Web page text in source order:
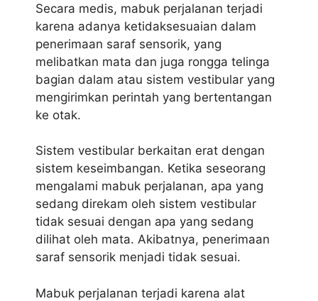
Secara medis, mabuk perjalanan terjadi
karena adanya ketidaksesuaian dalam
penerimaan saraf sensorik, yang
melibatkan mata dan juga rongga telinga
bagian dalam atau sistem vestibular yang
mengirimkan perintah yang bertentangan
ke otak.
Sistem vestibular berkaitan erat dengan
sistem keseimbangan. Ketika seseorang
mengalami mabuk perjalanan, apa yang
sedang direkam oleh sistem vestibular
tidak sesuai dengan apa yang sedang
dilihat oleh mata. Akibatnya, penerimaan
saraf sensorik menjadi tidak sesuai.
Mabuk perjalanan terjadi karena alat